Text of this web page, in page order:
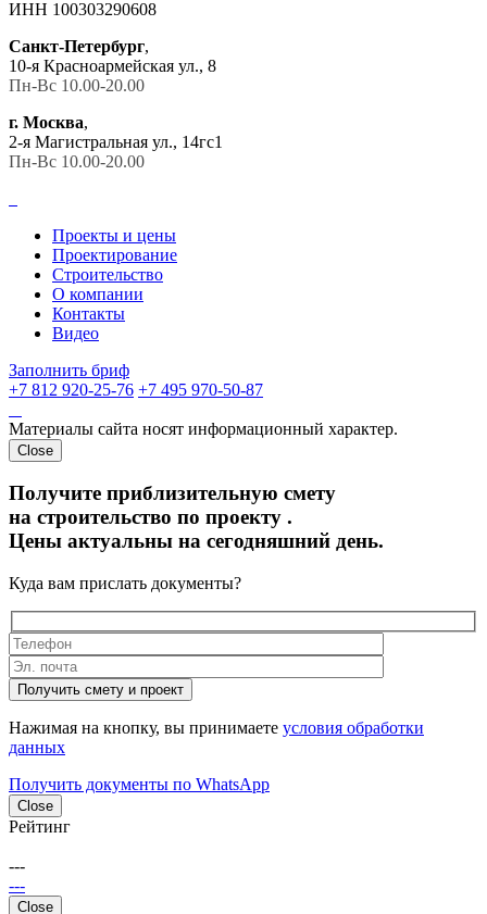
ИНН 100303290608
Санкт-Петербург,
10-я Красноармейская ул., 8
Пн-Вс 10.00-20.00
г. Москва,
2-я Магистральная ул., 14гс1
Пн-Вс 10.00-20.00
Проекты и цены
Проектирование
Строительство
О компании
Контакты
Видео
Заполнить бриф
+7 812 920-25-76 +7 495 970-50-87
Материалы сайта носят информационный характер.
Close
Получите приблизительную смету
на строительство по проекту .
Цены актуальны на сегодняшний день.
Куда вам прислать документы?
Получить смету и проект
Нажимая на кнопку, вы принимаете условия обработки
данных
Получить документы по WhatsApp
Close
Рейтинг
---
---
Close